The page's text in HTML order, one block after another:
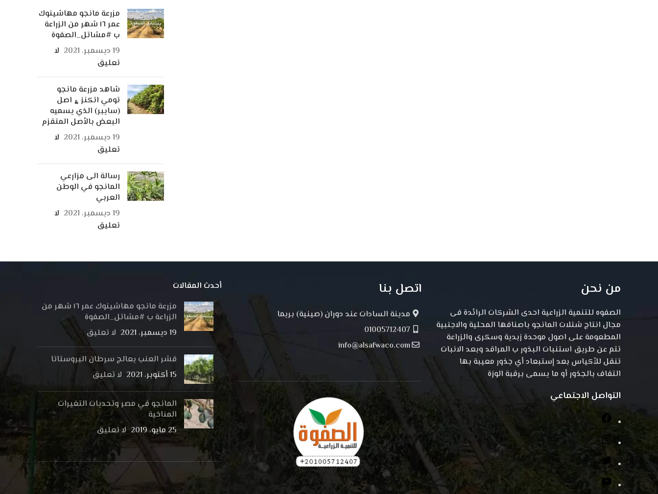
مزرعة مانجو مهاشينوك
عمر ١٦ شهر من الزراعة
ب #مشاتل_الصفوة
19 ديسمبر، 2021
لا
تعليق
شاهد مزرعة مانجو
تومي اتكنز ؏ اصل
(سايبر) الذي يسميه
البعض بالأصل المتقزم
19 ديسمبر، 2021
لا
تعليق
رسالة الى مزارعي
المانجو في الوطن
العربي
19 ديسمبر، 2021
لا
تعليق
من نحن
الصفوه للتنمية الزراعية احدى الشركات الرائدة فى
مجال انتاج شتلات المانجو باصنافها المحلية والاجنبية
المطعومة على اصول موحدة زبدية وسكرى والزراعة
تتم عن طريق استنبات البذور ب المراقد وبعد الانبات
تنقل للأكياس بعد إستبعاد أي جذور معيبة بها
التفاف بالجذور أو ما يسمى برقبة الوزة
التواصل الاجتماعي
اتصل بنا
مدينة السادات عند دوران (صينية) بريما
info@alsafwaco.com
أحدث المقالات
مزرعة مانجو مهاشينوك عمر ١٦ شهر من
الزراعة ب #مشاتل_الصفوة
19 ديسمبر، 2021
لا تعليق
قشر العنب يعالج سرطان البروستاتا
15 أكتوبر، 2021
لا تعليق
المانجو في مصر وتحديات التغيرات
المناخية
25 مايو، 2019
لا تعليق